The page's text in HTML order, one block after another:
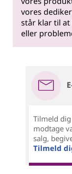
vores
står klar til at
eller
Tilmeld
modtage
salg,
Tilmeld